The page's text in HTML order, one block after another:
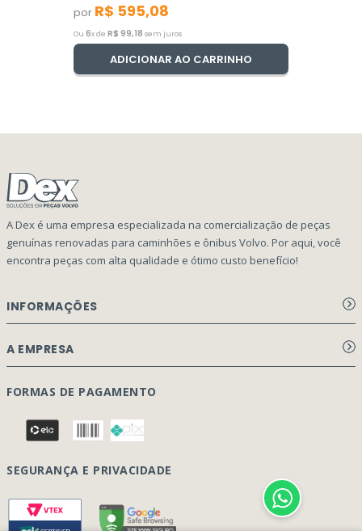
por R$ 595,08
Ou 6x de R$ 99,18 sem juros
ADICIONAR AO CARRINHO
A Dex é uma empresa especializada na comercialização de peças
genuínas renovadas para caminhões e ônibus Volvo. Por aqui, você
encontra peças com alta qualidade e ótimo custo benefício!
INFORMAÇÕES
Aviso de privacidade Dex Peças
Perguntas Frequentes
Formulário Garantia/Devolução
Rastreamento de pedidos
A EMPRESA
Página Principal
Quem Somos
Onde Estamos
Contato
FORMAS DE PAGAMENTO
SEGURANÇA E PRIVACIDADE